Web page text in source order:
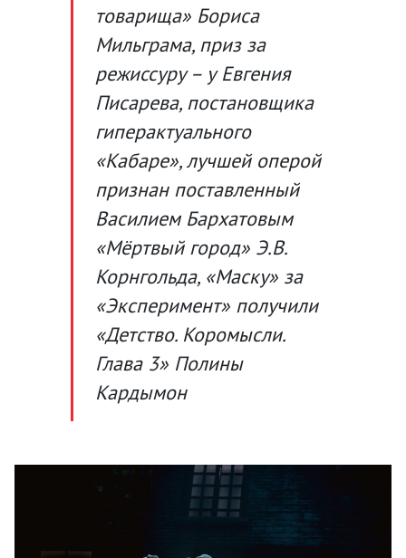
товарища» Бориса
Мильграма, приз за
режиссуру – у Евгения
Писарева, постановщика
гиперактуального
«Кабаре», лучшей оперой
признан поставленный
Василием Бархатовым
«Мёртвый город» Э.В.
Корнгольда, «Маску» за
«Эксперимент» получили
«Детство. Коромысли.
Глава 3» Полины
Кардымон